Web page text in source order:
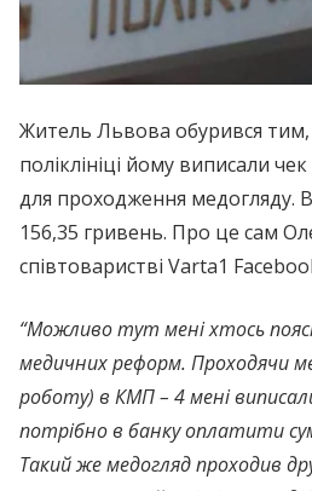
Житель Львова обурився
поліклініці йому виписали
для проходження медогляду.
156,35 гривень. Про це сам
співтоваристві Varta1
“Можливо тут мені хтось
медичних реформ. Проходячи
роботу) в КМП – 4 мені
потрібно в банку оплатити
Такий же медогляд проходив